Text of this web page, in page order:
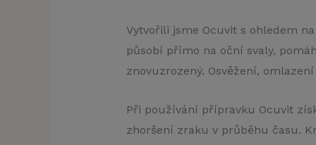
Vytvořili jsme Ocuvit s ohledem
působí přímo na oční svaly,
znovuzrozený. Osvěžení,
Při používání přípravku Ocuvit
zhoršení zraku v průběhu času.